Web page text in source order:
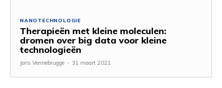
NANOTECHNOLOGIE
Therapieën met kleine moleculen:
dromen over big data voor kleine
technologieën
Joris Vennebrugge - 31 maart 2021